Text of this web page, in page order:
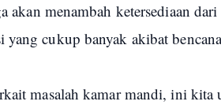
menambah ketersediaan
cukup banyak akibat
masalah kamar mandi, ini kita